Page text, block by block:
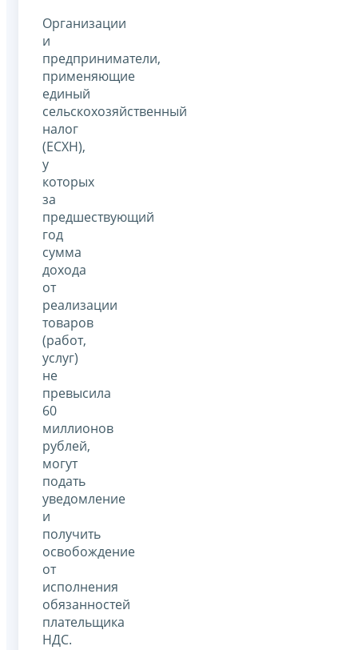
Организации
и
предприниматели,
применяющие
единый
сельскохозяйственный
налог
(ЕСХН),
у
которых
за
предшествующий
год
сумма
дохода
от
реализации
товаров
(работ,
услуг)
не
превысила
60
миллионов
рублей,
могут
подать
уведомление
и
получить
освобождение
от
исполнения
обязанностей
плательщика
НДС.